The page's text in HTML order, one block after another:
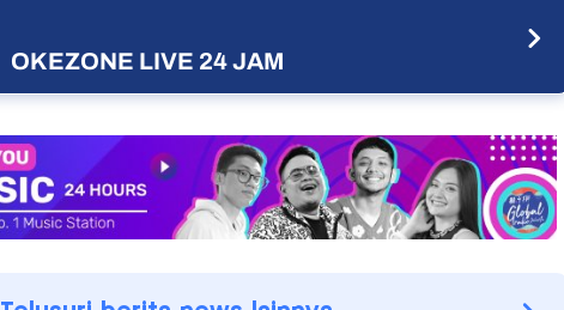
OKEZONE LIVE 24 JAM